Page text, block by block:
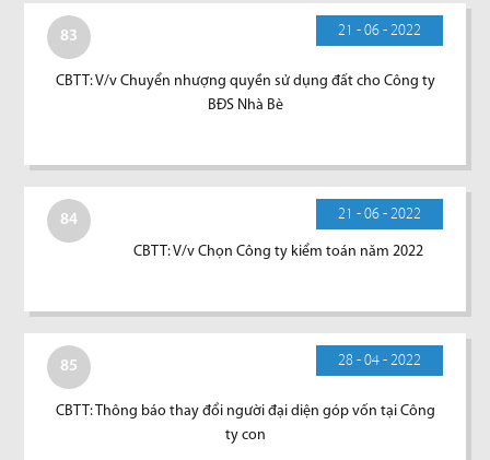
83 21 - 06 - 2022
CBTT: V/v Chuyển nhượng quyền sử dụng đất cho Công ty
BĐS Nhà Bè
84 21 - 06 - 2022
CBTT: V/v Chọn Công ty kiểm toán năm 2022
85 28 - 04 - 2022
CBTT: Thông báo thay đổi người đại diện góp vốn tại Công
ty con